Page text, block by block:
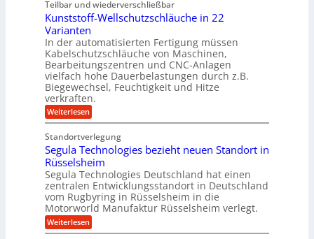
l
t
b
e
r
V
o
r
j
a
h
r
s
m
a
r
k
t
s
t
u
m
s
c
h
a
n
c
e
f
ü
d
e
n
M
a
c
h
i
n
l
i
d
S
y
s
t
e
m
T
e
a
m
t
i
t
t
n
d
u
s
t
Teilbar und wiederverschließbar
Kunststoff-Wellschutzschläuche in 22
Varianten
In der automatisierten Fertigung müssen
Kabelschutzschläuche von Maschinen,
Bearbeitungszentren und CNC-Anlagen
vielfach hohe Dauerbelastungen durch z.B.
Biegewechsel, Feuchtigkeit und Hitze
verkraften.
Weiterlesen:
K
n
s
t
s
t
o
f
f
-
W
Standortverlegung
Segula Technologies bezieht neuen Standort in
Rüsselsheim
Segula Technologies Deutschland hat einen
zentralen Entwicklungsstandort in Deutschland
vom Rugbyring in Rüsselsheim in die
Motorworld Manufaktur Rüsselsheim verlegt.
Weiterlesen:
S